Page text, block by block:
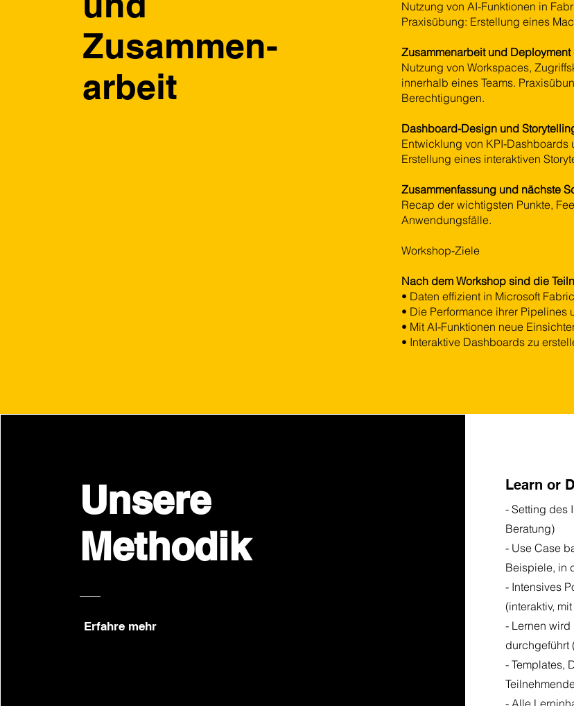
Zusammen-
arbeit
Nutzung von AI-Funktionen in
Praxisübung: Erstellung eines
Zusammenarbeit und Deployment
Nutzung von Workspaces,
innerhalb eines Teams.
Berechtigungen.
Dashboard-Design und
Entwicklung von KPI-
Erstellung eines interaktiven
Zusammenfassung und nächste
Recap der wichtigsten Punkte,
Anwendungsfälle.
Workshop-Ziele
Nach dem Workshop sind die
• Daten effizient in Microsoft
• Die Performance ihrer Pipelines
• Mit AI-Funktionen neue
• Interaktive Dashboards zu
Unsere
Methodik
Erfahre mehr
Learn or
- Setting des
Beratung)
- Use Case
Beispiele, in
- Intensives
(interaktiv,
- Lernen wird
durchgeführt
- Templates,
- Alle